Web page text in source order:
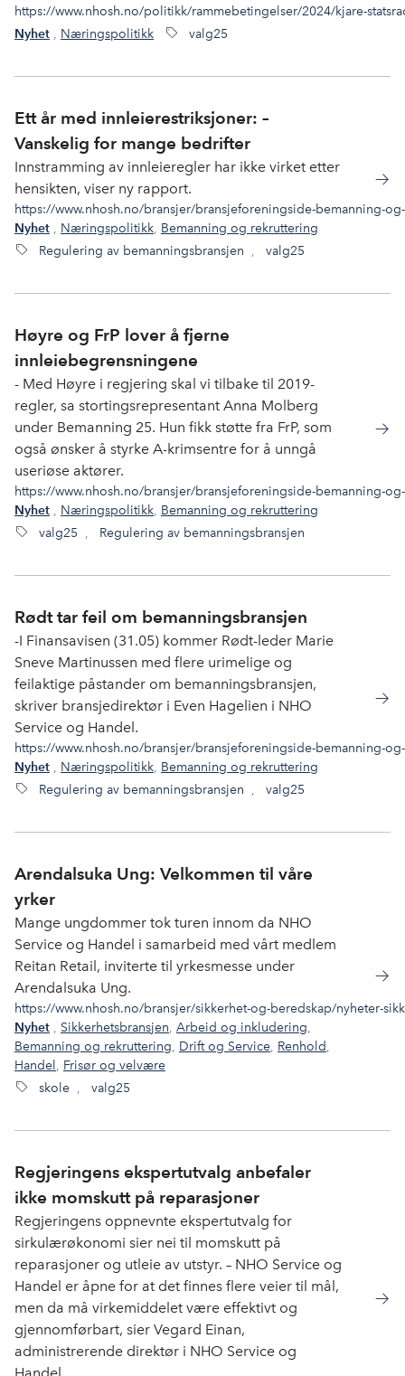
https://www.nhosh.no/politikk/rammebetingelser/2024/kjare-
Nyhet , Næringspolitikk valg25
Ett år med innleierestriksjoner: –
Vanskelig for mange bedrifter
Innstramming av innleieregler har ikke virket etter
hensikten, viser ny rapport.
https://www.nhosh.no/bransjer/bransjeforeningside-bemanning-
Nyhet , Næringspolitikk, Bemanning og rekruttering
Regulering av bemanningsbransjen , valg25
Høyre og FrP lover å fjerne
innleiebegrensningene
- Med Høyre i regjering skal vi tilbake til 2019-
regler, sa stortingsrepresentant Anna Molberg
under Bemanning 25. Hun fikk støtte fra FrP, som
også ønsker å styrke A-krimsentre for å unngå
useriøse aktører.
https://www.nhosh.no/bransjer/bransjeforeningside-bemanning-
Nyhet , Næringspolitikk, Bemanning og rekruttering
valg25 , Regulering av bemanningsbransjen
Rødt tar feil om bemanningsbransjen
-I Finansavisen (31.05) kommer Rødt-leder Marie
Sneve Martinussen med flere urimelige og
feilaktige påstander om bemanningsbransjen,
skriver bransjedirektør i Even Hagelien i NHO
Service og Handel.
https://www.nhosh.no/bransjer/bransjeforeningside-bemanning-
Nyhet , Næringspolitikk, Bemanning og rekruttering
Regulering av bemanningsbransjen , valg25
Arendalsuka Ung: Velkommen til våre
yrker
Mange ungdommer tok turen innom da NHO
Service og Handel i samarbeid med vårt medlem
Reitan Retail, inviterte til yrkesmesse under
Arendalsuka Ung.
https://www.nhosh.no/bransjer/sikkerhet-og-beredskap/nyheter-
Nyhet , Sikkerhetsbransjen, Arbeid og inkludering,
Bemanning og rekruttering, Drift og Service, Renhold,
Handel, Frisør og velvære
skole , valg25
Regjeringens ekspertutvalg anbefaler
ikke momskutt på reparasjoner
Regjeringens oppnevnte ekspertutvalg for
sirkulærøkonomi sier nei til momskutt på
reparasjoner og utleie av utstyr. – NHO Service og
Handel er åpne for at det finnes flere veier til mål,
men da må virkemiddelet være effektivt og
gjennomførbart, sier Vegard Einan,
administrerende direktør i NHO Service og